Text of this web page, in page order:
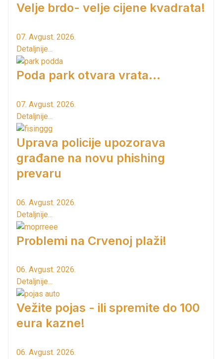
Velje brdo- velje cijene kvadrata!
07. Avgust. 2026.
Detaljnije...
Poda park otvara vrata...
07. Avgust. 2026.
Detaljnije...
Uprava policije upozorava
građane na novu phishing
prevaru
06. Avgust. 2026.
Detaljnije...
Problemi na Crvenoj plaži!
06. Avgust. 2026.
Detaljnije...
Vežite pojas - ili spremite do 100
eura kazne!
06. Avgust. 2026.